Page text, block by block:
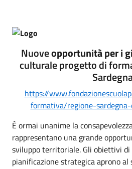
Nuoveopportunità per i
culturale progetto di
https://
formativa/regione-
È ormai unanime la
rappresentano una grande
sviluppo territoriale. Gli obiettivi
pianificazione strategica aprono